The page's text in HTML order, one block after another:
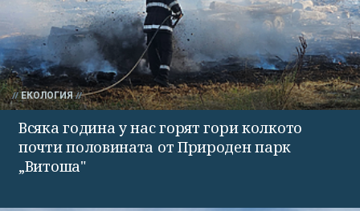
ЕКОЛОГИЯ
Всяка година у нас горят гори колкото
почти половината от Природен парк
„Витоша"